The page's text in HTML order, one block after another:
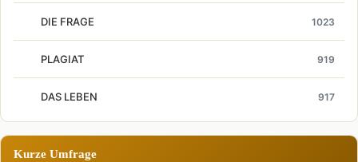
DIE FRAGE 1023
PLAGIAT 919
DAS LEBEN 917
Kurze Umfrage